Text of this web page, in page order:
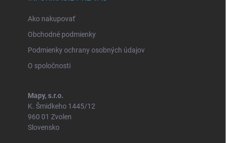
Ako nakupovať
Obchodné podmienky
Podmienky ochrany osobných údajov
O spoločnosti
Mapy, s.r.o.
K. Šmidkeho 1445/12
960 01 Zvolen
Slovensko